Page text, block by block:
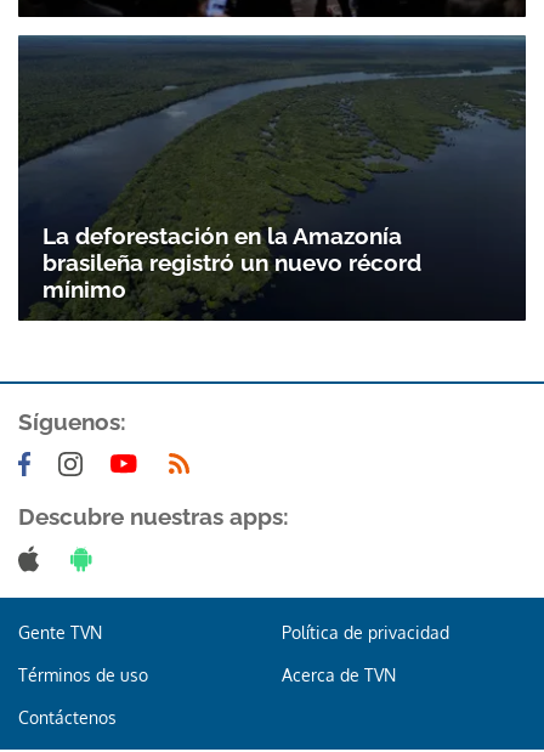
La deforestación en la Amazonía
brasileña registró un nuevo récord
mínimo
Síguenos:
Descubre nuestras apps:
Gente TVN Política de privacidad
Términos de uso Acerca de TVN
Contáctenos